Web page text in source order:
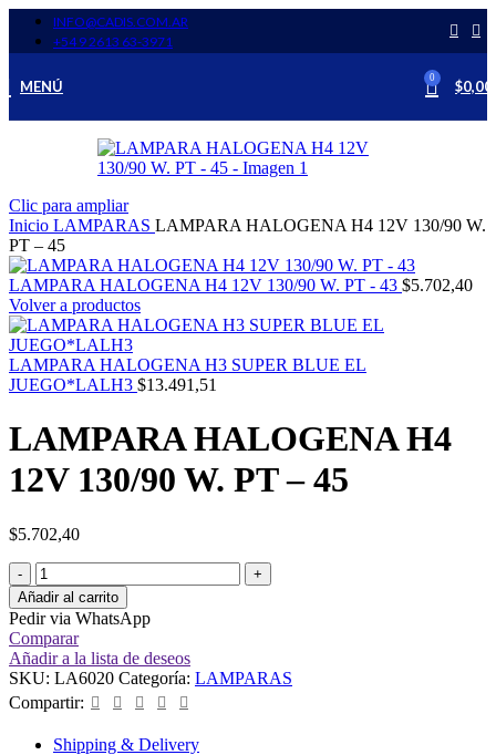
INFO@CADIS.COM.AR
‪+54 9 2613 63‑3971‬
MENÚ 0 $0,00
Clic para ampliar
Inicio LAMPARAS LAMPARA HALOGENA H4 12V 130/90 W.
PT – 45
LAMPARA HALOGENA H4 12V 130/90 W. PT - 43 $5.702,40
Volver a productos
LAMPARA HALOGENA H3 SUPER BLUE EL
JUEGO*LALH3 $13.491,51
LAMPARA HALOGENA H4
12V 130/90 W. PT – 45
$5.702,40
Añadir al carrito
Pedir via WhatsApp
Comparar
Añadir a la lista de deseos
SKU: LA6020 Categoría: LAMPARAS
Compartir:
Shipping & Delivery